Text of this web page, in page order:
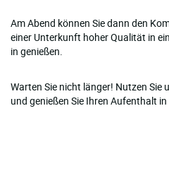
Am Abend können Sie dann den
einer Unterkunft hoher Qualität in
in genießen.
Warten Sie nicht länger! Nutzen Sie
und genießen Sie Ihren Aufenthalt in